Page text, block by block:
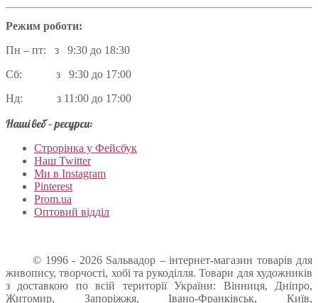
Режим роботи:
Пн – пт: з 9:30 до 18:30
Сб: з 9:30 до 17:00
Нд: з 11:00 до 17:00
Наші веб – ресурси:
Строрінка у Фейсбук
Наш Twitter
Ми в Instagram
Pinterest
Prom.ua
Оптовий відділ
© 1996 - 2026 Sальвадор – інтернет-магазин товарів для
живопису, творчості, хобі та рукоділля. Товари для художників
з доставкою по всій території України: Вінниця, Дніпро,
Житомир, Запоріжжя, Івано-Франківськ, Київ,